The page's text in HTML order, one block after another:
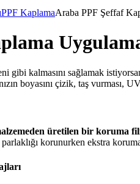
PPF KaplamaAraba PPF Şeffaf
gibi kalmasını sağlamak
boyasını çizik, taş vurması,
üretilen bir koruma
korunurken ekstra